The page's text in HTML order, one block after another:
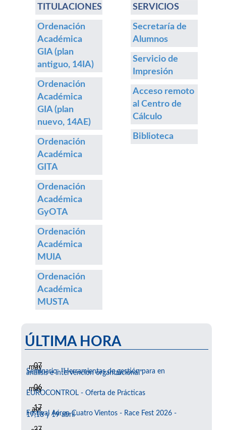
TITULACIONES
Ordenación
Académica
GIA (plan
antiguo, 14IA)
Ordenación
Académica
GIA (plan
nuevo, 14AE)
Ordenación
Académica
GITA
Ordenación
Académica
GyOTA
Ordenación
Académica
MUIA
Ordenación
Académica
MUSTA
SERVICIOS
Secretaría de
Alumnos
Servicio de
Impresión
Acceso remoto
al Centro de
Cálculo
Biblioteca
ÚLTIMA HORA
07
may
Seminario: "Herramientas de gestión para en
análisis e intervención organizacional"
06
may
EUROCONTROL - Oferta de Prácticas
17
abr
Festival Aéreo Cuatro Vientos - Race Fest 2026 -
17,18 y 19 abril